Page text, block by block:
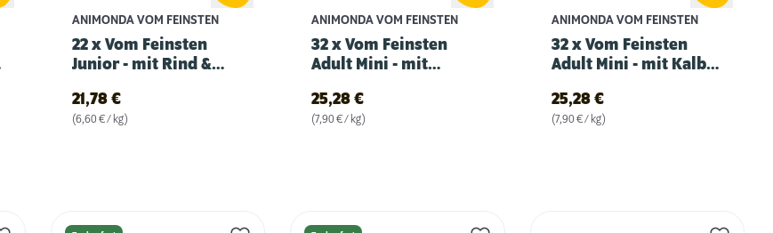
ANIMONDA VOM FEINSTEN
22 x Vom Feinsten
Junior - mit Rind &
21,78 €
(6,60 € / kg)
ANIMONDA VOM FEINSTEN
32 x Vom Feinsten
Adult Mini - mit
25,28 €
(7,90 € / kg)
ANIMONDA VOM FEINSTEN
32 x Vom Feinsten
Adult Mini - mit Kalb,
25,28 €
(7,90 € / kg)